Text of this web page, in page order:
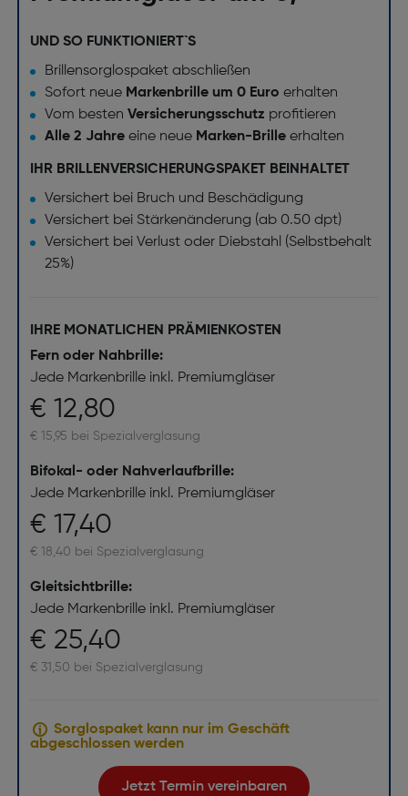
UND SO FUNKTIONIERT`S
Brillensorglospaket abschließen
Sofort neue Markenbrille um 0 Euro erhalten
Vom besten Versicherungsschutz profitieren
Alle 2 Jahreeine neue Marken-Brille erhalten
IHR BRILLENVERSICHERUNGSPAKET BEINHALTET
Versichert bei Bruch und Beschädigung
Versichert bei Stärkenänderung (ab 0.50 dpt)
Versichert bei Verlust oder Diebstahl (Selbstbehalt
25%)
IHRE MONATLICHEN PRÄMIENKOSTEN
Fern oder Nahbrille:
Jede Markenbrille inkl. Premiumgläser
€ 12,80
€ 15,95 bei Spezialverglasung
Bifokal- oder Nahverlaufbrille:
Jede Markenbrille inkl. Premiumgläser
€ 17,40
€ 18,40 bei Spezialverglasung
Gleitsichtbrille:
Jede Markenbrille inkl. Premiumgläser
€ 25,40
€ 31,50 bei Spezialverglasung
Sorglospaket kann nur im Geschäft
abgeschlossen werden
Jetzt Termin vereinbaren